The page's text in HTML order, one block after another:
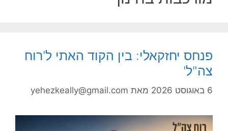
פנחס יחזקאלי: בין הקוד האתי ל'רוח
צה"ל'
6 באוגוסט 2026 מאת yehezkeally@gmail.com